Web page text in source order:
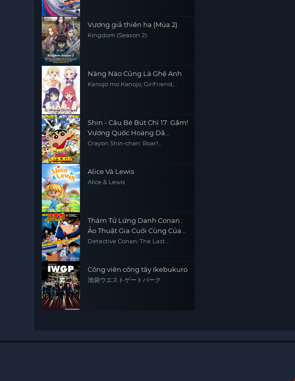
Vương giả thiên hạ (Mùa 2)
Kingdom (Season 2)
Nàng Nào Cũng Là Ghệ Anh
Kanojo mo Kanojo, Girlfriend,
Shin - Cậu Bé Bút Chì 17: Gầm!
Vương Quốc Hoang Dã
Kasukabe
Crayon Shin-chan: Roar!
Alice Và Lewis
Alice & Lewis
Thám Tử Lừng Danh Conan :
Ảo Thuật Gia Cuối Cùng Của
Thế Kỷ
Detective Conan: The Last
Công viên cổng tây Ikebukuro
池袋ウエストゲートパーク